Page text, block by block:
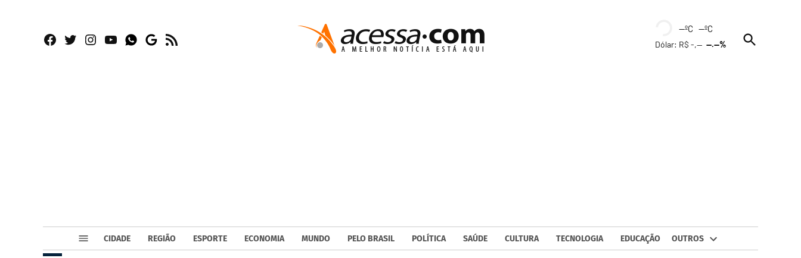
Facebook
TwitterInstagram
YouTubeWhatsapp
Google
RSS
--ºC --ºC
Dólar: R$ -,----.--%
Open
Search
CIDADE REGIÃO ESPORTE ECONOMIA MUNDO PELO BRASIL POLÍTICA SAÚDE CULTURA TECNOLOGIA EDUCAÇÃO OUTROS